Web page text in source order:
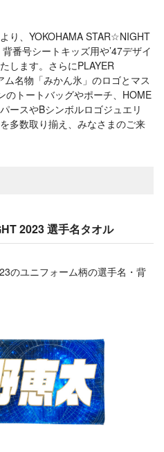
り、YOKOHAMA STAR☆NIGHT
番号シートキッズ用や’47デザイ
します。さらにPLAYER
名物「みかん氷」のロゴとマス
のトートバッグやポーチ、HOME
ースやBシンボルロゴジュエリ
多数取り揃え、みなさまのご来
2023 選手名タオル
のユニフォーム柄の選手名・背